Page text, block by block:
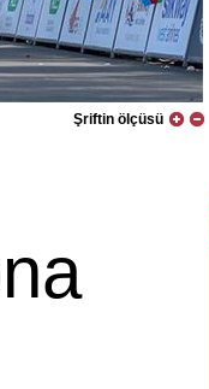
Şriftin ölçüsü